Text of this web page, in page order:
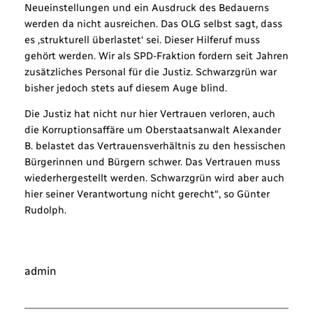
Neueinstellungen und ein Ausdruck des Bedauerns
werden da nicht ausreichen. Das OLG selbst sagt, dass
es ‚strukturell überlastet‘ sei. Dieser Hilferuf muss
gehört werden. Wir als SPD-Fraktion fordern seit Jahren
zusätzliches Personal für die Justiz. Schwarzgrün war
bisher jedoch stets auf diesem Auge blind.
Die Justiz hat nicht nur hier Vertrauen verloren, auch
die Korruptionsaffäre um Oberstaatsanwalt Alexander
B. belastet das Vertrauensverhältnis zu den hessischen
Bürgerinnen und Bürgern schwer. Das Vertrauen muss
wiederhergestellt werden. Schwarzgrün wird aber auch
hier seiner Verantwortung nicht gerecht“, so Günter
Rudolph.
admin